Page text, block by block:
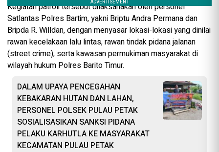
Kegiatan patroli tersebut dilaksanakan oleh personel
Satlantas Polres Bartim, yakni Briptu Andra Permana dan
Bripda R. Willdan, dengan menyasar lokasi-lokasi yang dinilai
rawan kecelakaan lalu lintas, rawan tindak pidana jalanan
(street crime), serta kawasan permukiman masyarakat di
wilayah hukum Polres Barito Timur.
DALAM UPAYA PENCEGAHAN
KEBAKARAN HUTAN DAN LAHAN,
PERSONEL POLSEK PULAU PETAK
SOSIALISASIKAN SANKSI PIDANA
PELAKU KARHUTLA KE MASYARAKAT
KECAMATAN PULAU PETAK